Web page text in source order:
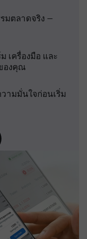
มตลาดจริง —
เครื่องมือ และ
องคุณ
ามมั่นใจก่อนเริ่ม